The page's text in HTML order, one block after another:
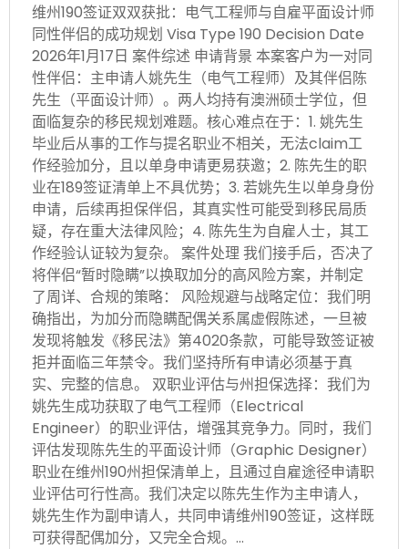
维州190签证双双获批：电气工程师与自雇平面设计师
同性伴侣的成功规划 Visa Type 190 Decision Date
2026年1月17日 案件综述 申请背景 本案客户为一对同
性伴侣：主申请人姚先生（电气工程师）及其伴侣陈
先生（平面设计师）。两人均持有澳洲硕士学位，但
面临复杂的移民规划难题。核心难点在于：1. 姚先生
毕业后从事的工作与提名职业不相关，无法claim工
作经验加分，且以单身申请更易获邀；2. 陈先生的职
业在189签证清单上不具优势；3. 若姚先生以单身身份
申请，后续再担保伴侣，其真实性可能受到移民局质
疑，存在重大法律风险；4. 陈先生为自雇人士，其工
作经验认证较为复杂。 案件处理 我们接手后，否决了
将伴侣“暂时隐瞒”以换取加分的高风险方案，并制定
了周详、合规的策略： 风险规避与战略定位：我们明
确指出，为加分而隐瞒配偶关系属虚假陈述，一旦被
发现将触发《移民法》第4020条款，可能导致签证被
拒并面临三年禁令。我们坚持所有申请必须基于真
实、完整的信息。 双职业评估与州担保选择：我们为
姚先生成功获取了电气工程师（Electrical
Engineer）的职业评估，增强其竞争力。同时，我们
评估发现陈先生的平面设计师（Graphic Designer）
职业在维州190州担保清单上，且通过自雇途径申请职
业评估可行性高。我们决定以陈先生作为主申请人，
姚先生作为副申请人，共同申请维州190签证，这样既
可获得配偶加分，又完全合规。…